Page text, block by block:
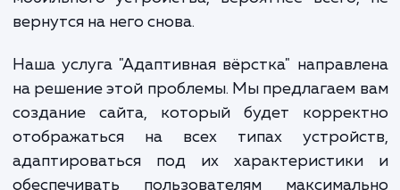
отображаться на разных устройствах.
конверсии, так как пользователи,
неудобства при использовании
мобильного устройства, вероятнее
вернутся на него снова.